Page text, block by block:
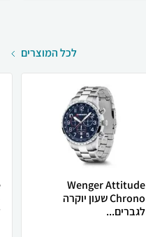
לכל המוצרים
Wenger Attitude
Chrono שעון יוקרה
לגברים...